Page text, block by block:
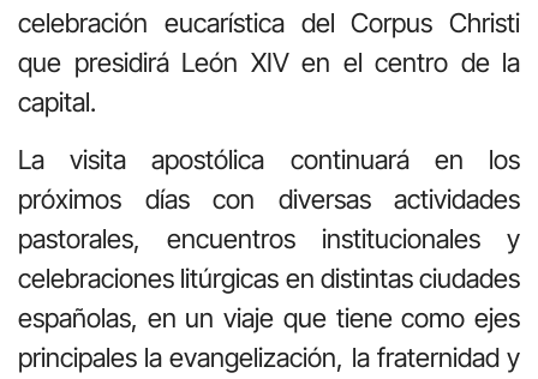
celebración eucarística del Corpus Christi
que presidirá León XIV en el centro de la
capital.
La visita apostólica continuará en los
próximos días con diversas actividades
pastorales, encuentros institucionales y
celebraciones litúrgicas en distintas ciudades
españolas, en un viaje que tiene como ejes
principales la evangelización, la fraternidad y